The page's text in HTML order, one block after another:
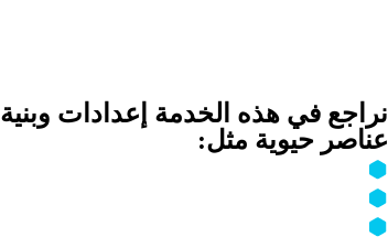
نراجع في هذه الخدمة إعدادات وبنية
عناصر حيوية مثل: